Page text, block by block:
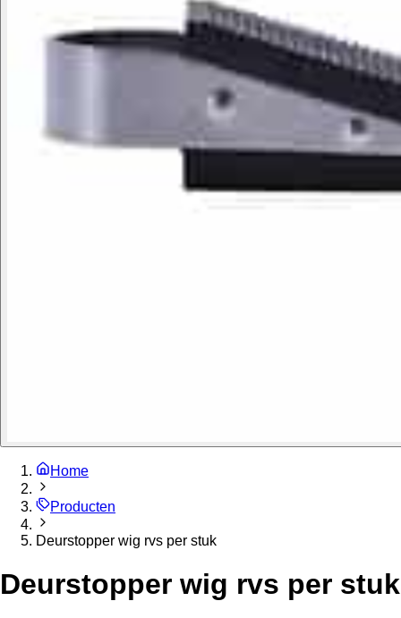
Home
Producten
Deurstopper wig rvs per stuk
Deurstopper wig rvs per stuk